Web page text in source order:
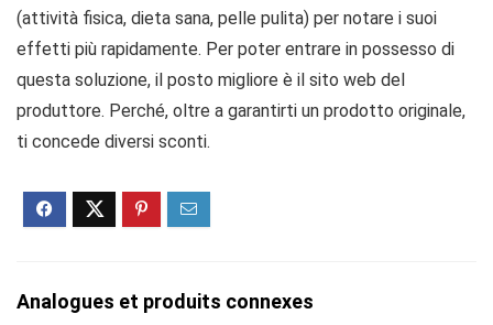
(attività fisica, dieta sana, pelle pulita) per notare i suoi
effetti più rapidamente. Per poter entrare in possesso di
questa soluzione, il posto migliore è il sito web del
produttore. Perché, oltre a garantirti un prodotto originale,
ti concede diversi sconti.
Analogues et produits connexes